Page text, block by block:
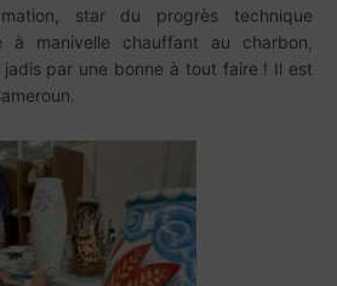
star du progrès technique
à manivelle chauffant au charbon,
par une bonne à tout faire ! Il est